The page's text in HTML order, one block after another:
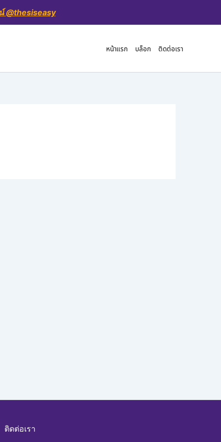
@thesiseasy
หน้าแรก บล็อก ติดต่อเรา
ติดต่อเรา